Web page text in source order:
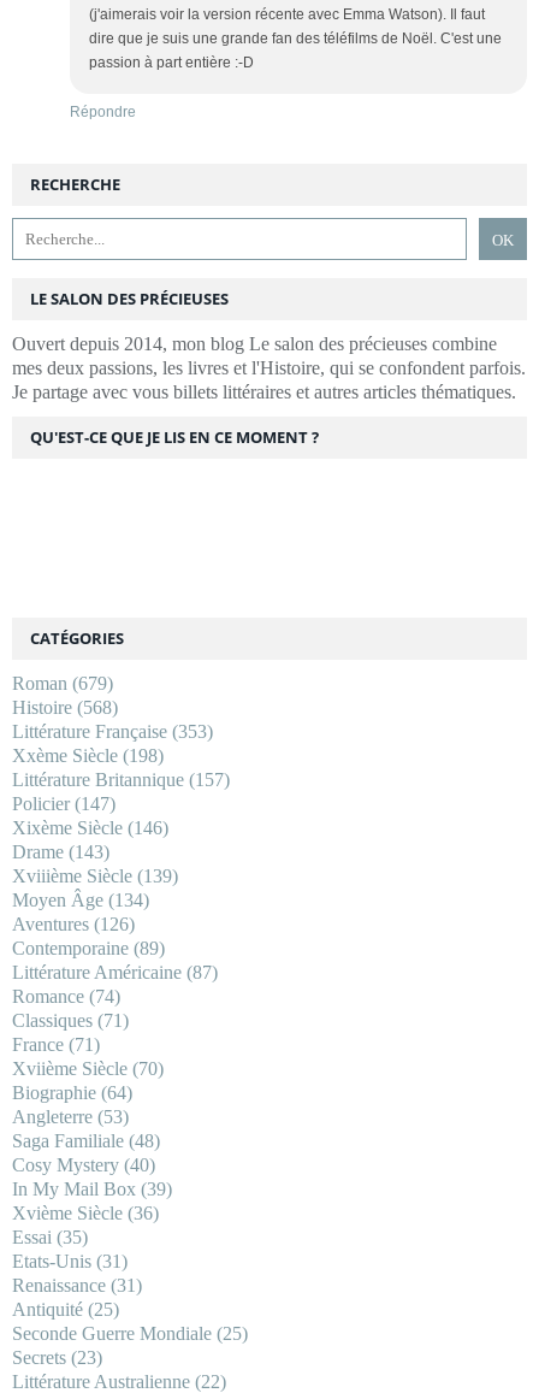
(j'aimerais voir la version récente avec Emma Watson). Il faut
dire que je suis une grande fan des téléfilms de Noël. C'est une
passion à part entière :-D
Répondre
RECHERCHE
LE SALON DES PRÉCIEUSES
Ouvert depuis 2014, mon blog Le salon des précieuses combine
mes deux passions, les livres et l'Histoire, qui se confondent parfois.
Je partage avec vous billets littéraires et autres articles thématiques.
CATÉGORIES
Roman (679)
Histoire (568)
Littérature Française (353)
Xxème Siècle (198)
Littérature Britannique (157)
Policier(147)
Xixème Siècle (146)
Drame (143)
Xviiième Siècle (139)
Moyen Âge (134)
Aventures (126)
Contemporaine (89)
Littérature Américaine (87)
Romance (74)
Classiques (71)
France (71)
Xviième Siècle (70)
Biographie (64)
Angleterre (53)
Saga Familiale (48)
Cosy Mystery (40)
In My Mail Box (39)
Xvième Siècle (36)
Essai (35)
Etats-Unis (31)
Renaissance (31)
Antiquité (25)
Seconde Guerre Mondiale (25)
Secrets (23)
Littérature Australienne (22)
QU'EST-CE QUE JE LIS EN CE MOMENT ?